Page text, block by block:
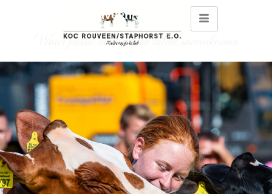
Koc Rouveen/Staphorst e.o.
Waar passie voor vee en talent samenkomen